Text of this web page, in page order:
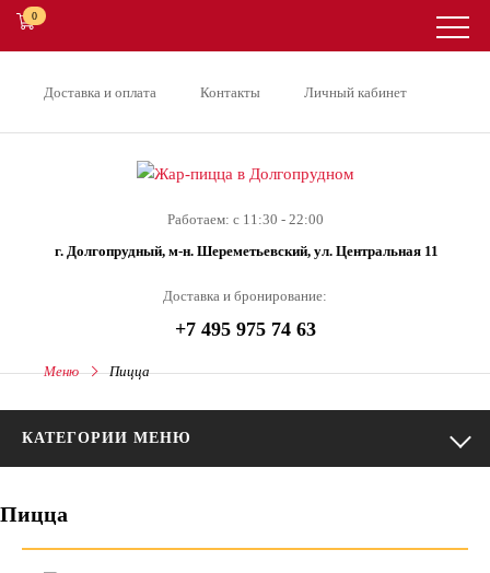
Доставка и оплата Контакты Личный кабинет
Работаем: с 11:30 - 22:00
г. Долгопрудный, м-н. Шереметьевский, ул. Центральная 11
Доставка и бронирование:
+7 495 975 74 63
0
Меню Пицца
КАТЕГОРИИ МЕНЮ
Пицца